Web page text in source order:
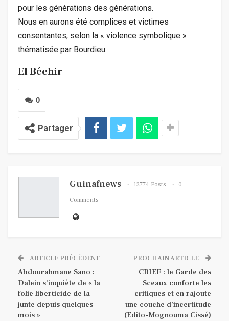
pour les générations des générations.
Nous en aurons été complices et victimes
consentantes, selon la « violence symbolique »
thématisée par Bourdieu.
El Béchir
0
Partager
Guinafnews 12774 Posts
0
Comments
ARTICLE PRÉCÉDENT
Abdourahmane Sano :
Dalein s’inquiète de « la
folie liberticide de la
junte depuis quelques
mois »
PROCHAIN ARTICLE
CRIEF : le Garde des
Sceaux conforte les
critiques et en rajoute
une couche d’incertitude
(Edito-Mognouma Cissé)